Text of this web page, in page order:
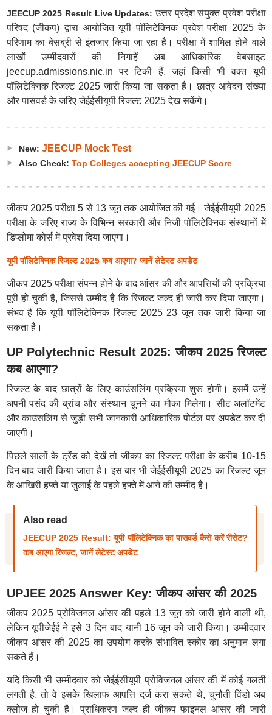
JEECUP 2025 Result Live Updates: उत्तर प्रदेश संयुक्त प्रवेश परीक्षा
परिषद (जीकप) द्वारा आयोजित यूपी पॉलिटेक्निक प्रवेश परीक्षा 2025 के
परिणाम का बेसब्री से इंतजार किया जा रहा है। परीक्षा में शामिल होने वाले
लाखों उम्मीदवारों की निगाहें अब आधिकारिक वेबसाइट
jeecup.admissions.nic.in पर टिकी हैं, जहां किसी भी वक्त यूपी
पॉलिटेक्निक रिजल्ट 2025 जारी किया जा सकता है। छात्र आवेदन संख्या
और पासवर्ड के जरिए जेईईसीयूपी रिजल्ट 2025 देख सकेंगे।
New: JEECUP Mock Test
Also Check: Top Colleges accepting JEECUP Score
जीकप 2025 परीक्षा 5 से 13 जून तक आयोजित की गई। जेईईसीयूपी 2025
परीक्षा के जरिए राज्य के विभिन्न सरकारी और निजी पॉलिटेक्निक संस्थानों में
डिप्लोमा कोर्स में प्रवेश दिया जाएगा।
यूपी पॉलिटेक्निक रिजल्ट 2025 कब आएगा? जानें लेटेस्ट अपडेट
जीकप 2025 परीक्षा संपन्न होने के बाद आंसर की और आपत्तियों की प्रक्रिया
पूरी हो चुकी है, जिससे उम्मीद है कि रिजल्ट जल्द ही जारी कर दिया जाएगा।
संभव है कि यूपी पॉलिटेक्निक रिजल्ट 2025 23 जून तक जारी किया जा
सकता है।
UP Polytechnic Result 2025: जीकप 2025 रिजल्ट
कब आएगा?
रिजल्ट के बाद छात्रों के लिए काउंसलिंग प्रक्रिया शुरू होगी। इसमें उन्हें
अपनी पसंद की ब्रांच और संस्थान चुनने का मौका मिलेगा। सीट अलॉटमेंट
और काउंसलिंग से जुड़ी सभी जानकारी आधिकारिक पोर्टल पर अपडेट कर दी
जाएगी।
पिछले सालों के ट्रेंड को देखें तो जीकप का रिजल्ट परीक्षा के करीब 10-15
दिन बाद जारी किया जाता है। इस बार भी जेईईसीयूपी 2025 का रिजल्ट जून
के आखिरी हफ्ते या जुलाई के पहले हफ्ते में आने की उम्मीद है।
Also read
JEECUP 2025 Result: यूपी पॉलिटेक्निक का पासवर्ड कैसे करें रीसेट?
कब आएगा रिजल्ट, जानें लेटेस्ट अपडेट
UPJEE 2025 Answer Key: जीकप आंसर की 2025
जीकप 2025 प्रोविजनल आंसर की पहले 13 जून को जारी होने वाली थी,
लेकिन यूपीजेईई ने इसे 3 दिन बाद यानी 16 जून को जारी किया। उम्मीदवार
जीकप आंसर की 2025 का उपयोग करके संभावित स्कोर का अनुमान लगा
सकते हैं।
यदि किसी भी उम्मीदवार को जेईईसीयूपी प्रोविजनल आंसर की में कोई गलती
लगती है, तो वे इसके खिलाफ आपत्ति दर्ज करा सकते थे, चुनौती विंडो अब
क्लोज हो चुकी है। प्राधिकरण जल्द ही जीकप फाइनल आंसर की जारी